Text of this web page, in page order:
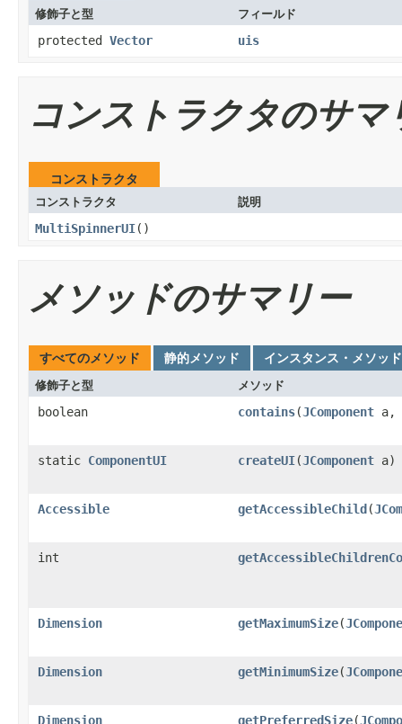
修飾子と型 フィールド
protected Vector uis
コンストラクタのサマ
コンストラクタ
コンストラクタ 説明
MultiSpinnerUI()
メソッドのサマリー
すべてのメソッド 静的メソッド インスタンス・メソッド
修飾子と型 メソッド
boolean contains(JComponent a,
static ComponentUI createUI(JComponent a)
Accessible getAccessibleChild(
int
Dimension getMaximumSize(
Dimension getMinimumSize(
Dimension getPreferredSize(